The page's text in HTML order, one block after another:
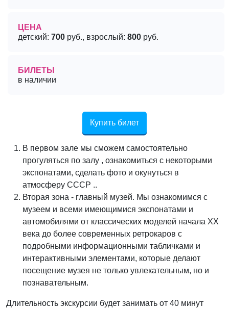
ЦЕНА
детский: 700 руб., взрослый: 800 руб.
БИЛЕТЫ
в наличии
Купить билет
В первом зале мы сможем самостоятельно
прогуляться по залу , ознакомиться с некоторыми
экспонатами, сделать фото и окунуться в
атмосферу СССР ..
Вторая зона - главный музей. Мы ознакомимся с
музеем и всеми имеющимися экспонатами и
автомобилями от классических моделей начала XX
века до более современных ретрокаров с
подробными информационными табличками и
интерактивными элементами, которые делают
посещение музея не только увлекательным, но и
познавательным.
Длительность экскурсии будет занимать от 40 минут